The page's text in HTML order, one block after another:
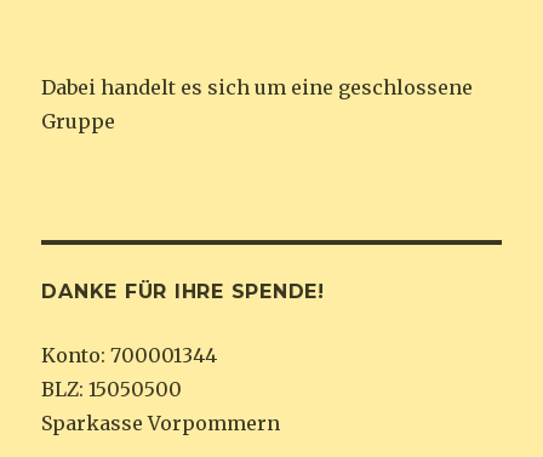
Dabei handelt es sich um eine geschlossene
Gruppe
DANKE FÜR IHRE SPENDE!
Konto: 700001344
BLZ: 15050500
Sparkasse Vorpommern